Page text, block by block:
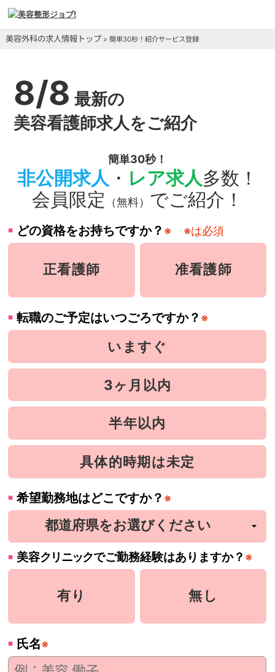
美容外科の求人情報トップ > 簡単30秒！紹介サービス登録
8/8 最新の
美容看護師求人をご紹介
簡単30秒！
非公開求人 ・ レア求人多数！
会員限定
（無料） でご紹介！
どの資格をお持ちですか？ ※ ※は必須
正看護師 准看護師
転職のご予定はいつごろですか？ ※
いますぐ
3ヶ月以内
半年以内
具体的時期は未定
希望勤務地はどこですか？ ※
美容クリニックでご勤務経験はありますか？ ※
有り 無し
氏名※